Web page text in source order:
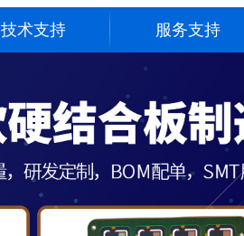
技术支持 服务支持